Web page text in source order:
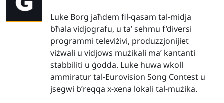
Luke Borg jaħdem fil-qasam tal-midja
bħala vidjografu, u ta’ sehmu f’diversi
programmi televiżivi, produzzjonijiet
viżwali u vidjows mużikali ma’ kantanti
stabbiliti u ġodda. Luke huwa wkoll
ammiratur tal-Eurovision Song Contest u
jsegwi b’reqqa x-xena lokali tal-mużika.